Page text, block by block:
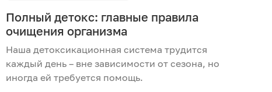
Полный детокс: главные правила
очищения организма
Наша детоксикационная система трудится
каждый день – вне зависимости от сезона, но
иногда ей требуется помощь.